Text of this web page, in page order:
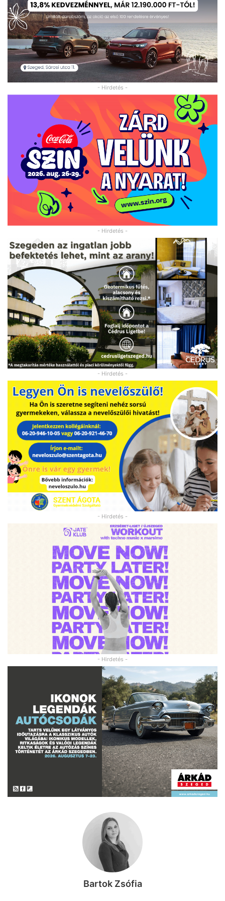
- Hirdetés -
- Hirdetés -
- Hirdetés -
- Hirdetés -
- Hirdetés -
Bartok Zsófia